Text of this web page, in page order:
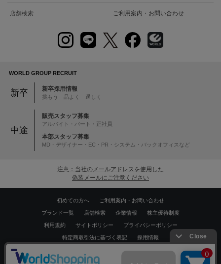
店舗検索 ご利用案内・お問い合わせ
WORLD GROUP RECRUIT
新卒 新卒採用情報
挑もう 品よく 逞しく
中途
販売スタッフ募集
アルバイト・パート・正社員
本部スタッフ募集
MD・デザイナー・EC・PR・システム・バックオフィスなど
注意：当社のメールアドレスを使用した
偽装メールにご注意ください
初めての方へ ご利用案内・お問い合わせ
ブランド一覧 店舗検索 企業情報 株主優待制度
利用規約 サイトポリシー プライバシーポリシー
特定商取引法に基づく表記 採用情報
Copyrights © WORLD CO.,LTD. All rights reserved.